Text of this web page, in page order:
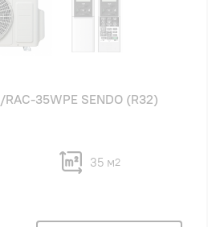
35WPE SENDO (R32)
35 м2